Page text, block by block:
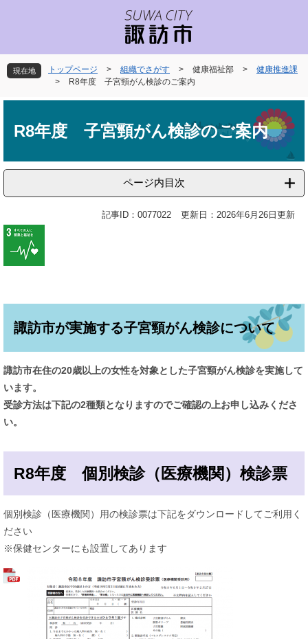
先
頭
を
飛
現在地 トップページ > 組織でさがす > 健康福祉部 >
健康推進課
>
R8年度 子宮頸がん検診のご案内
R8年度 子宮頸がん検診のご案内
ページ内目次
記事ID：0077022 更新日：2026年6月26日更新
​諏訪市が実施する子宮頸がん検診について
諏訪市在住の20歳以上の女性を対象とした子宮頸がん検診を実施して
います。
受診方法は下記の2種類となりますのでご確認の上お申し込みくださ
い。
R8年度 個別検診（医療機関）検診票
個別検診（医療機関）用の検診票は下記をダウンロードしてご利用く
ださい
※保健センターにも設置してあります